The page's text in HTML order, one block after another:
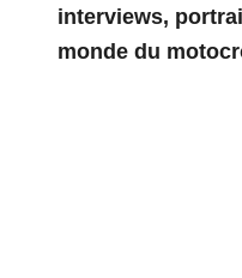
interviews,
monde du